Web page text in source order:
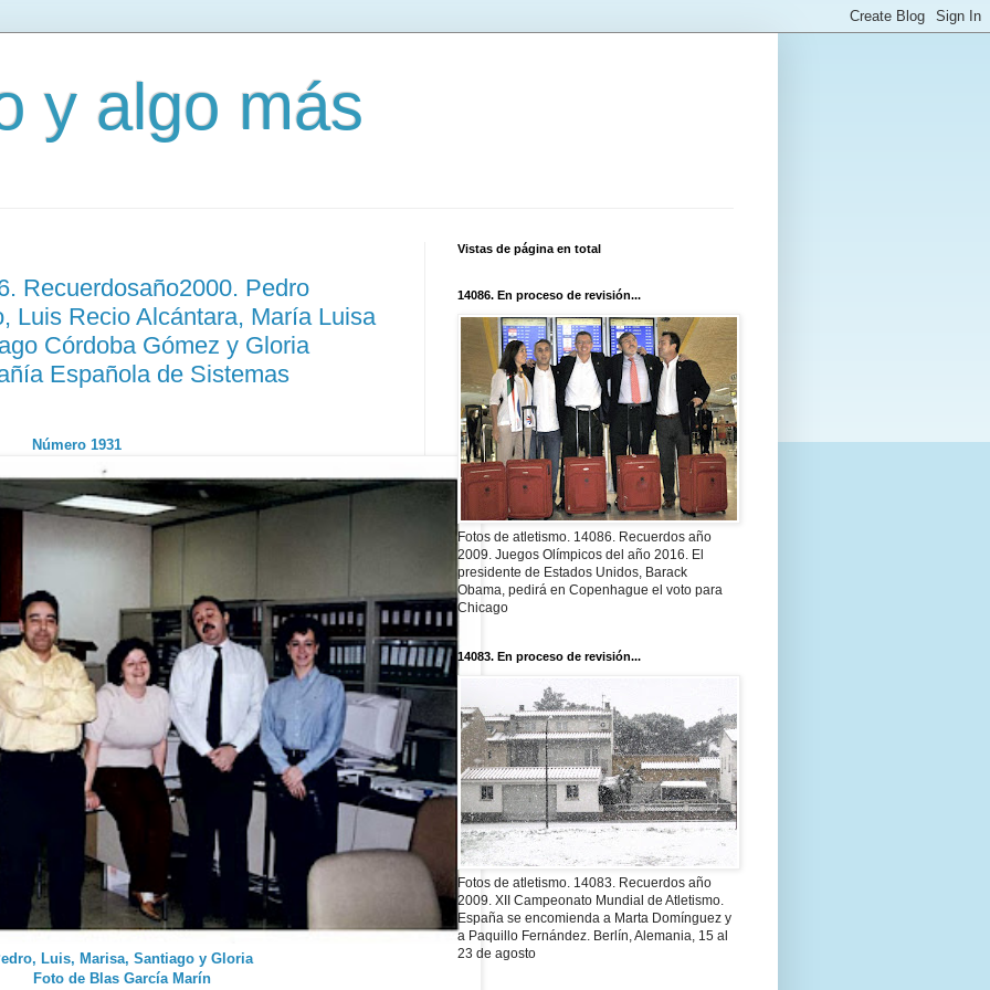
y algo más
Recuerdosaño2000. Pedro
Luis Recio Alcántara, María Luisa
Córdoba Gómez y Gloria
Española de Sistemas
Número 1931
Luis, Marisa, Santiago y Gloria
Foto de Blas García Marín
Vistas de página en total
14086. En proceso de revisión...
Fotos de atletismo. 14086. Recuerdos año
2009. Juegos Olímpicos del año 2016. El
presidente de Estados Unidos, Barack
Obama, pedirá en Copenhague el voto para
Chicago
14083. En proceso de revisión...
Fotos de atletismo. 14083. Recuerdos año
2009. XII Campeonato Mundial de Atletismo.
España se encomienda a Marta Domínguez y
a Paquillo Fernández. Berlín, Alemania, 15 al
23 de agosto